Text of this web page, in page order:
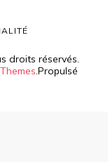
droits réservés.
.Propulsé